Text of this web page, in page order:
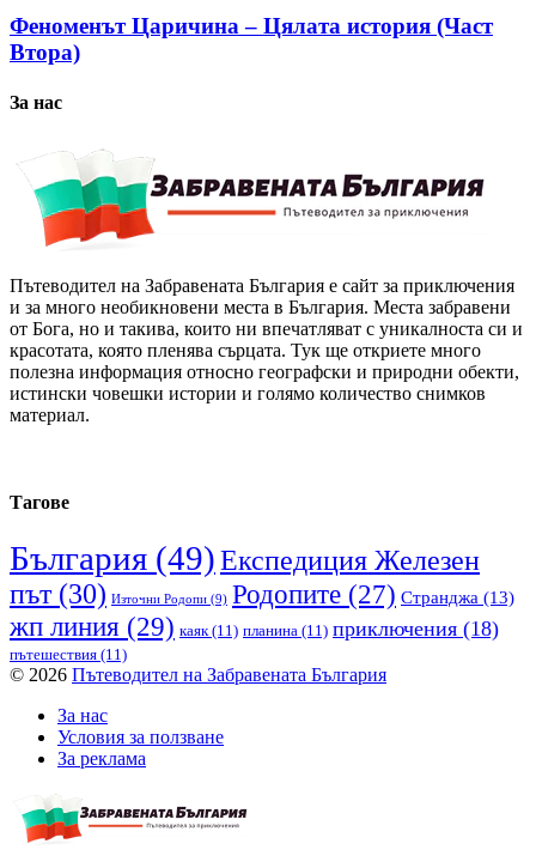
Феноменът Царичина – Цялата история (Част
Втора)
За нас
Пътеводител на Забравената България е сайт за приключения
и за много необикновени места в България. Места забравени
от Бога, но и такива, които ни впечатляват с уникалноста си и
красотата, която пленява сърцата. Тук ще откриете много
полезна информация относно географски и природни обекти,
истински човешки истории и голямо количество снимков
материал.
Тагове
България (49)Експедиция Железен
път(30) Източни Родопи (9) Родопите (27) Странджа (13)
жп линия (29) каяк(11) планина (11) приключения (18)
пътешествия (11)
© 2026 Пътеводител на Забравената България
За нас
Условия за ползване
За реклама